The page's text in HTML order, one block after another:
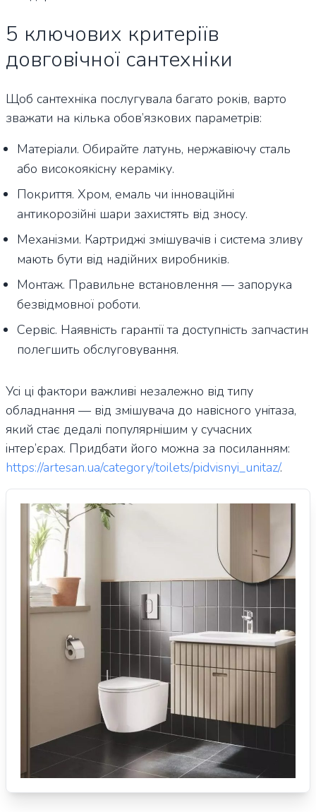
5 ключових критеріїв
довговічної сантехніки
Щоб сантехніка послугувала багато років, варто
зважати на кілька обов’язкових параметрів:
Матеріали. Обирайте латунь, нержавіючу сталь
або високоякісну кераміку.
Покриття. Хром, емаль чи інноваційні
антикорозійні шари захистять від зносу.
Механізми. Картриджі змішувачів і система зливу
мають бути від надійних виробників.
Монтаж. Правильне встановлення — запорука
безвідмовної роботи.
Сервіс. Наявність гарантії та доступність запчастин
полегшить обслуговування.
Усі ці фактори важливі незалежно від типу
обладнання — від змішувача до навісного унітаза,
який стає дедалі популярнішим у сучасних
інтер’єрах. Придбати його можна за посиланням:
https://artesan.ua/category/toilets/pidvisnyi_unitaz/.